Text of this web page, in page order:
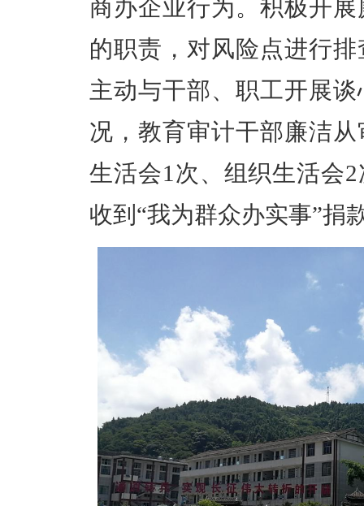
商办企业行为。积极开
的职责，对风险点进行
主动与干部、职工开展
况，教育审计干部廉洁
生活会1次、组织生活会
收到“我为群众办实事”捐